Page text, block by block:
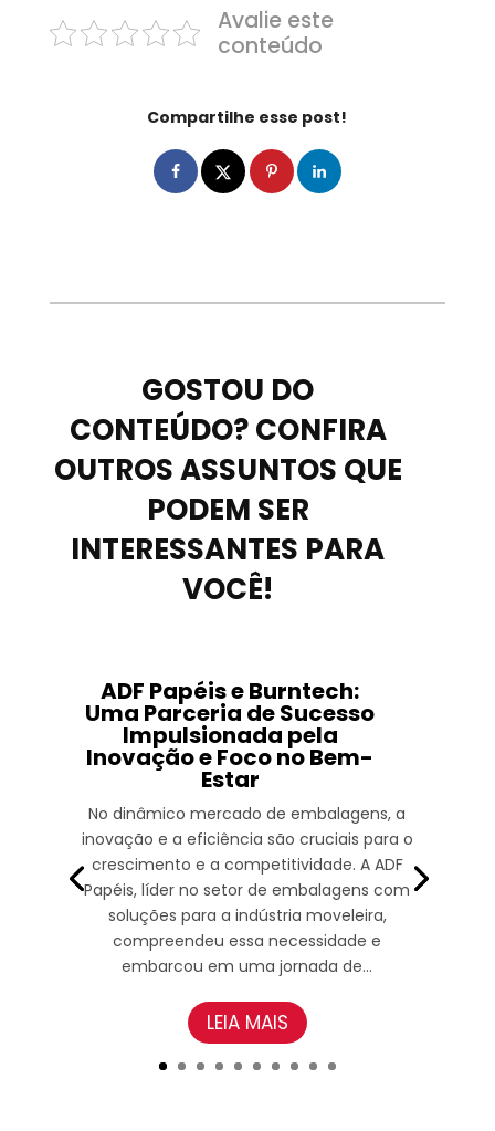
Avalie este
conteúdo
Compartilhe esse post!
GOSTOU DO
CONTEÚDO? CONFIRA
OUTROS ASSUNTOS QUE
PODEM SER
INTERESSANTES PARA
VOCÊ!
ADF Papéis e Burntech:
Uma Parceria de Sucesso
Impulsionada pela
Inovação e Foco no Bem-
Estar
No dinâmico mercado de embalagens, a
inovação e a eficiência são cruciais para o
crescimento e a competitividade. A ADF
Papéis, líder no setor de embalagens com
soluções para a indústria moveleira,
compreendeu essa necessidade e
embarcou em uma jornada de...
LEIA MAIS